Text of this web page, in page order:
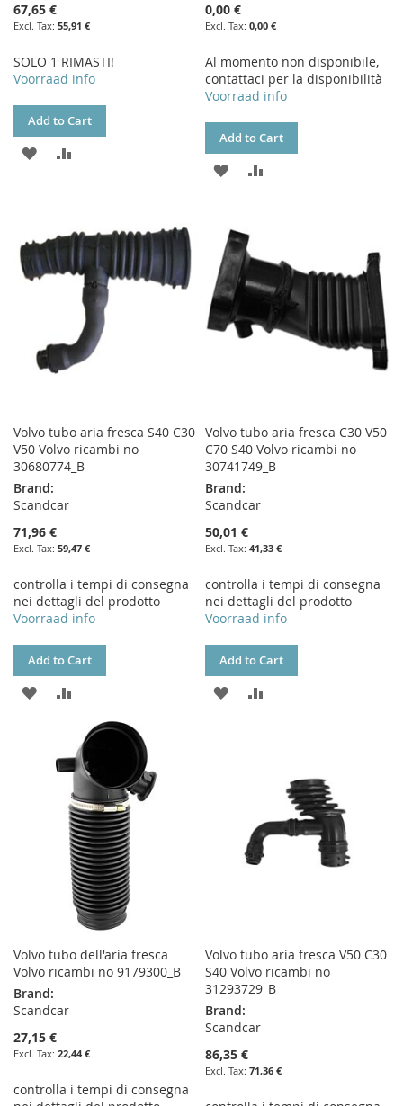
67,65 €
55,91 €
SOLO 1 RIMASTI!
Voorraad info
Add to Cart
ADD
LIST
0,00 €
0,00 €
Al momento non disponibile,
contattaci per la disponibilità
Voorraad info
Add to Cart
ADD
WISH
LIST
Volvo tubo aria fresca S40 C30
V50 Volvo ricambi no
30680774_B
Brand:
Scandcar
71,96 €
59,47 €
controlla i tempi di consegna
nei dettagli del prodotto
Voorraad info
Add to Cart
ADD
WISHCOMPARE
Volvo tubo aria fresca C30 V50
C70 S40 Volvo ricambi no
30741749_B
Brand:
Scandcar
50,01 €
41,33 €
controlla i tempi di consegna
nei dettagli del prodotto
Voorraad info
Add to Cart
ADD
Volvo tubo dell'aria fresca
Volvo ricambi no 9179300_B
Brand:
Scandcar
27,15 €
22,44 €
controlla i tempi di consegna
Volvo tubo aria fresca V50 C30
S40 Volvo ricambi no
31293729_B
Brand:
Scandcar
86,35 €
71,36 €